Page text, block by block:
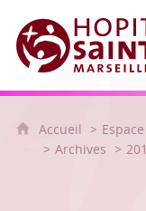
Accueil
Archives